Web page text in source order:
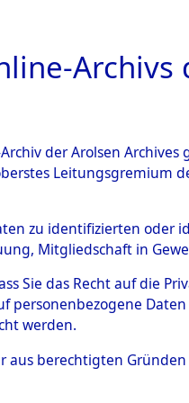
ARCHIVALE
Orten
0019
Archivs
der Arolsen
zu identifizierten
Mitgliedschaft in
Sie das Recht auf die
werden.
aus berechtigten